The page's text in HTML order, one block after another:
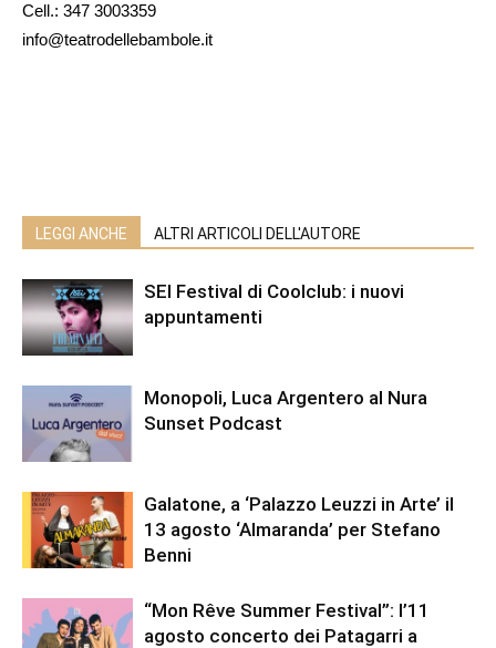
Cell.: 347 3003359
info@teatrodellebambole.it
LEGGI ANCHE ALTRI ARTICOLI DELL'AUTORE
SEI Festival di Coolclub: i nuovi
appuntamenti
Monopoli, Luca Argentero al Nura
Sunset Podcast
Galatone, a ‘Palazzo Leuzzi in Arte’ il
13 agosto ‘Almaranda’ per Stefano
Benni
“Mon Rêve Summer Festival”: l’11
agosto concerto dei Patagarri a